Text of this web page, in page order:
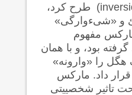
مفهوم «وارونگی»(inversion) طرح کرد،
و «شیءوارگی»
مارکس مفهوم
بود، و با همان
هگل را «وارونه»
داد. مارکس
تاثیر شخصییتی